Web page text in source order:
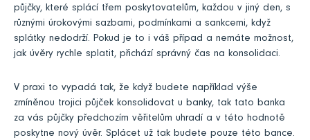
půjčky, které splácí třem poskytovatelům, každou v jiný den, s
různými úrokovými sazbami, podmínkami a sankcemi, když
splátky nedodrží. Pokud je to i váš případ a nemáte možnost,
jak úvěry rychle splatit, přichází správný čas na konsolidaci.
V praxi to vypadá tak, že když budete například výše
zmíněnou trojici půjček konsolidovat u banky, tak tato banka
za vás půjčky předchozím věřitelům uhradí a v této hodnotě
poskytne nový úvěr. Splácet už tak budete pouze této bance.